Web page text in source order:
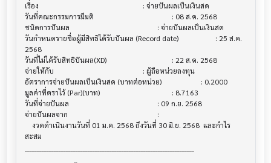
เรื่อง                                  			 : จ่ายปันผลเป็นเงินสด
วันที่คณะกรรมการมีมติ                     			 : 08 ส.ค. 2568
ชนิดการปันผล                           			 : จ่ายปันผลเป็นเงินสด
วันกำหนดรายชื่อผู้มีสิทธิได้รับปันผล (Record date)			 : 25 ส.ค.
2568
วันที่ไม่ได้รับสิทธิปันผล(XD)               			 : 22 ส.ค. 2568
จ่ายให้กับ                              			 : ผู้ถือหน่วยลงทุน
อัตราการจ่ายปันผลเป็นเงินสด (บาทต่อหน่วย) 			 : 0.2000
มูลค่าที่ตราไว้ (Par)(บาท)                 			 : 8.7163
วันที่จ่ายปันผล                          			 : 09 ก.ย. 2568
จ่ายปันผลจาก                           			 :
สะสม